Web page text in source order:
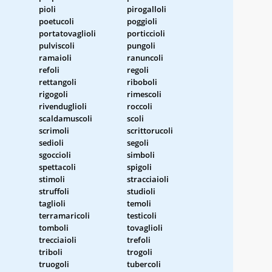
pioli
pirogalloli
poetucoli
poggioli
portatovaglioli
porticcioli
pulviscoli
pungoli
ramaioli
ranuncoli
refoli
regoli
rettangoli
riboboli
rigogoli
rimescoli
rivenduglioli
roccoli
scaldamuscoli
scoli
scrimoli
scrittorucoli
sedioli
segoli
sgoccioli
simboli
spettacoli
spigoli
stimoli
stracciaioli
struffoli
studioli
taglioli
temoli
terramaricoli
testicoli
tomboli
tovaglioli
trecciaioli
trefoli
triboli
trogoli
truogoli
tubercoli